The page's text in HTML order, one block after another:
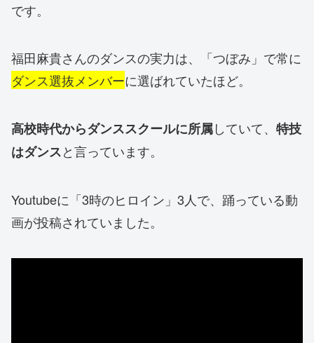
です。
福田麻貴さんのダンスの実力は、「つぼみ」で常に
ダンス選抜メンバーに選ばれていたほど。
高校時代からダンススクールに所属していて、 特技
はダンスと言っています。
Youtubeに「3時のヒロイン」3人で、踊っている動
画が投稿されていました。